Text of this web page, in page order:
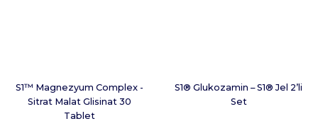
S1™ Magnezyum Complex -
Sitrat Malat Glisinat 30
Tablet
S1® Glukozamin – S1® Jel 2’li
Set